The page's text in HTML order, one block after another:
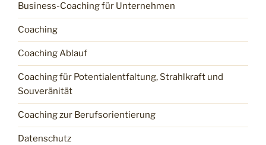
Business-Coaching für Unternehmen
Coaching
Coaching Ablauf
Coaching für Potentialentfaltung, Strahlkraft und
Souveränität
Coaching zur Berufsorientierung
Datenschutz